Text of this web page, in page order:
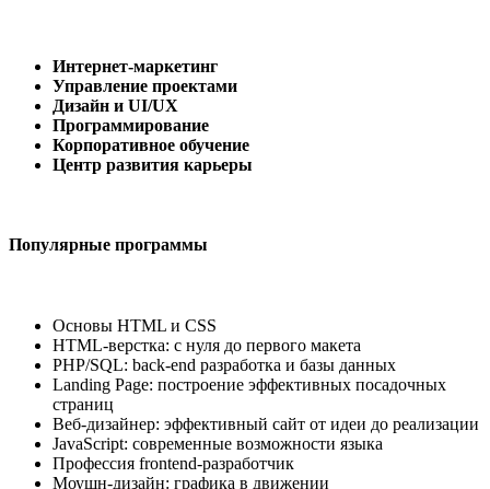
Интернет-маркетинг
Управление проектами
Дизайн и UI/UX
Программирование
Корпоративное обучение
Центр развития карьеры
Популярные программы
Основы HTML и CSS
HTML-верстка: с нуля до первого макета
PHP/SQL: back-end разработка и базы данных
Landing Page: построение эффективных посадочных
страниц
Веб-дизайнер: эффективный сайт от идеи до реализации
JavaScript: современныe возможности языка
Профессия frontend-разработчик
Моушн-дизайн: графика в движении